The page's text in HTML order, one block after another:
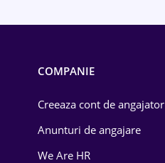
COMPANIE
Creeaza cont de angajator
Anunturi de angajare
We Are HR